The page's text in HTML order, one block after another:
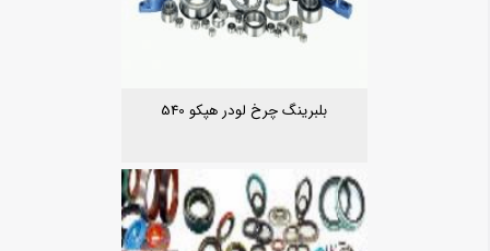
بلبرینگ چرخ لودر هپکو 540